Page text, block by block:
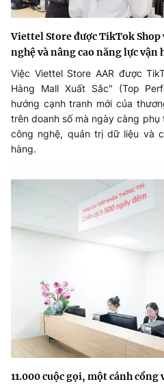
Viettel Store được TikTok
nghệ và nâng cao năng lực vận
Việc Viettel Store AAR được
Hàng Mall Xuất Sắc" (Top
hướng cạnh tranh mới của
trên doanh số mà ngày càng
công nghệ, quản trị dữ liệu và
hàng.
11.000 cuộc gọi, một cánh cổng